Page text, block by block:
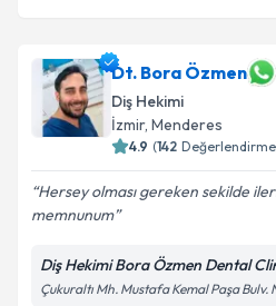
Dt. Bora Özmen
Diş Hekimi
İzmir, Menderes
4.9 (142
Hersey olması gereken sekilde
memnunum
Diş Hekimi Bora Özmen Dental
Çukuraltı Mh. Mustafa Kemal Paşa Bulv.